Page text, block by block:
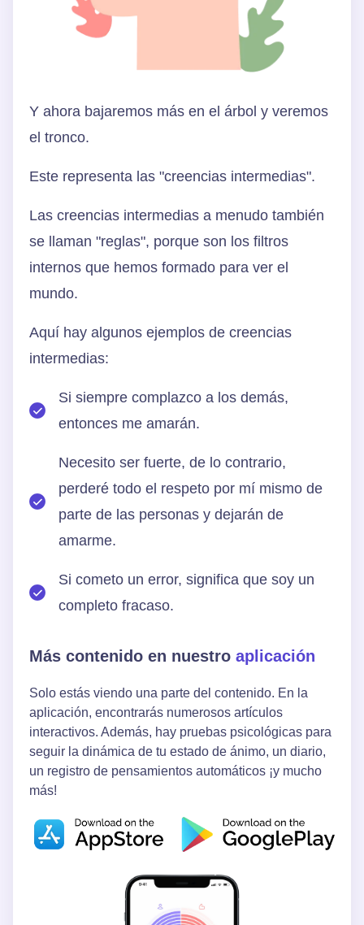
Y ahora bajaremos más en el árbol y veremos
el tronco.
Este representa las "creencias intermedias".
Las creencias intermedias a menudo también
se llaman "reglas", porque son los filtros
internos que hemos formado para ver el
mundo.
Aquí hay algunos ejemplos de creencias
intermedias:
Si siempre complazco a los demás,
entonces me amarán.
Necesito ser fuerte, de lo contrario,
perderé todo el respeto por mí mismo de
parte de las personas y dejarán de
amarme.
Si cometo un error, significa que soy un
completo fracaso.
Más contenido en nuestro aplicación
Solo estás viendo una parte del contenido. En la
aplicación, encontrarás numerosos artículos
interactivos. Además, hay pruebas psicológicas para
seguir la dinámica de tu estado de ánimo, un diario,
un registro de pensamientos automáticos ¡y mucho
más!